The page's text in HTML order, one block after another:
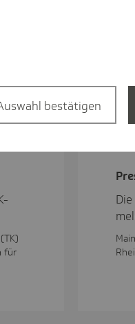
für
bestätigen